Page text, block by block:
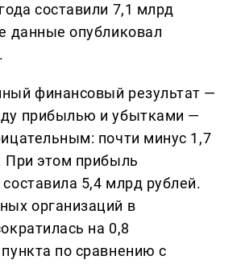
составили 7,1 млрд
данные опубликовал
финансовый результат —
прибылью и убытками —
почти минус 1,7
При этом прибыль
5,4 млрд рублей.
организаций в
на 0,8
по сравнению с